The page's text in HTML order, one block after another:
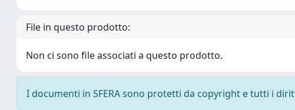
File in questo prodotto:
Non ci sono file associati a questo prodotto.
I documenti in SFERA sono protetti da copyright e tutti i